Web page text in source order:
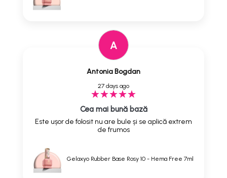
A
Antonia Bogdan
27 days ago
Cea mai bună bază
Este ușor de folosit nu are bule și se aplică extrem
de frumos
Gelaxyo Rubber Base Rosy 10 - Hema Free 7ml